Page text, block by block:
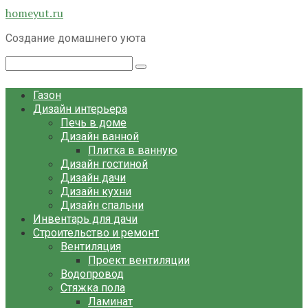
Перейти
контенту
homeyut.ru
Создание домашнего уюта
Газон
Дизайн интерьера
Печь в доме
Дизайн ванной
Плитка в ванную
Дизайн гостиной
Дизайн дачи
Дизайн кухни
Дизайн спальни
Инвентарь для дачи
Строительство и ремонт
Вентиляция
Проект вентиляции
Водопровод
Стяжка пола
Ламинат